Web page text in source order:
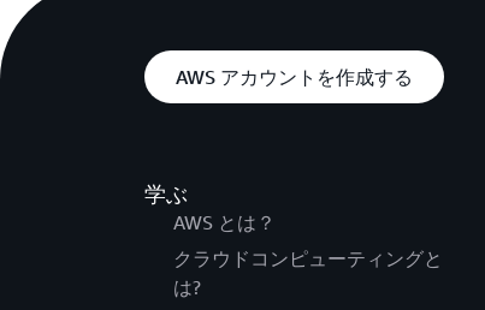
AWS アカウントを作成する
学ぶ
AWS とは？
クラウドコンピューティングと
は?